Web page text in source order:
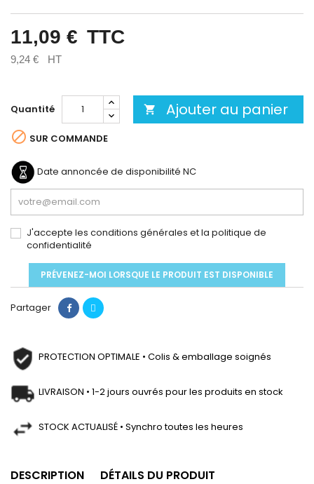
11,09 € TTC
9,24 € HT
Quantité  Ajouter au panier
 SUR COMMANDE
Date annoncée de disponibilité NC
J'accepte les conditions générales et la politique de
confidentialité
PRÉVENEZ-MOI LORSQUE LE PRODUIT EST DISPONIBLE
Partager
PROTECTION OPTIMALE • Colis & emballage soignés
LIVRAISON • 1-2 jours ouvrés pour les produits en stock
STOCK ACTUALISÉ • Synchro toutes les heures
DESCRIPTION DÉTAILS DU PRODUIT